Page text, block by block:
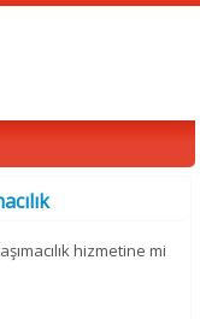
hizmetine mi